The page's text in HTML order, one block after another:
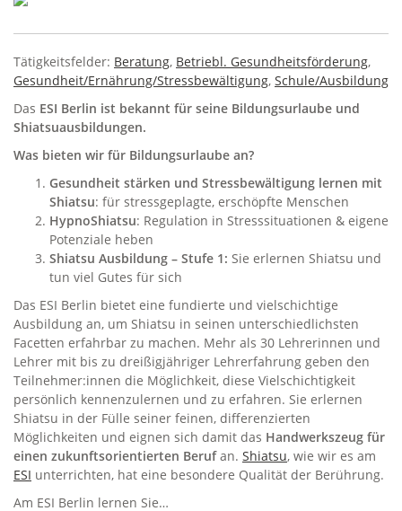
Tätigkeitsfelder: Beratung, Betriebl. Gesundheitsförderung,
Gesundheit/Ernährung/Stressbewältigung, Schule/Ausbildung
Das ESI Berlin ist bekannt für seine Bildungsurlaube und
Shiatsuausbildungen.
Was bieten wir für Bildungsurlaube an?
Gesundheit stärken und Stressbewältigung lernen mit
Shiatsu: für stressgeplagte, erschöpfte Menschen
HypnoShiatsu: Regulation in Stresssituationen & eigene
Potenziale heben
Shiatsu Ausbildung – Stufe 1: Sie erlernen Shiatsu und
tun viel Gutes für sich
Das ESI Berlin bietet eine fundierte und vielschichtige
Ausbildung an, um Shiatsu in seinen unterschiedlichsten
Facetten erfahrbar zu machen. Mehr als 30 Lehrerinnen und
Lehrer mit bis zu dreißigjähriger Lehrerfahrung geben den
Teilnehmer:innen die Möglichkeit, diese Vielschichtigkeit
persönlich kennenzulernen und zu erfahren. Sie erlernen
Shiatsu in der Fülle seiner feinen, differenzierten
Möglichkeiten und eignen sich damit das Handwerkszeug für
einen zukunftsorientierten Berufan. Shiatsu, wie wir es am
ESI unterrichten, hat eine besondere Qualität der Berührung.
Am ESI Berlin lernen Sie…